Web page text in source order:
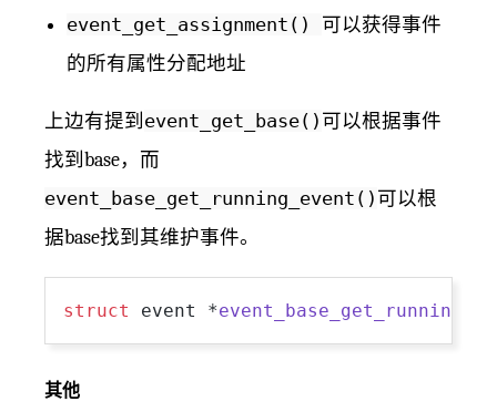
event_get_assignment() 可以获得事件
的所有属性分配地址
上边有提到 event_get_base() 可以根据事件
找到base，而
event_base_get_running_event() 可以根
据base找到其维护事件。
struct event *
其他